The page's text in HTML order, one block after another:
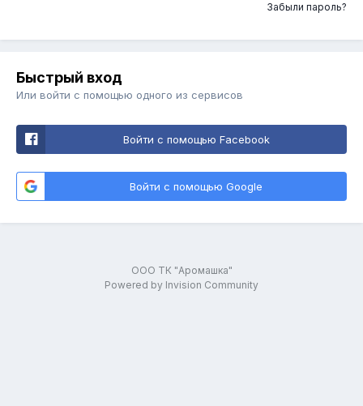
Забыли пароль?
Быстрый вход
Или войти с помощью одного из сервисов
Войти с помощью Facebook
Войти с помощью Google
ООО ТК "Аромашка"
Powered by Invision Community